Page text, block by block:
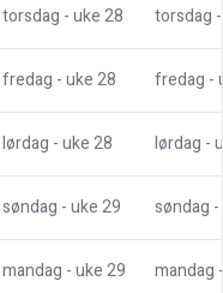
torsdag - uke28 torsdag
fredag - uke28 fredag -
lørdag - uke28 lørdag -
søndag - uke29 søndag
mandag - uke29 mandag